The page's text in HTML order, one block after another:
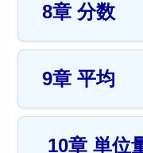
8章 分数
9章 平均
10章 単位